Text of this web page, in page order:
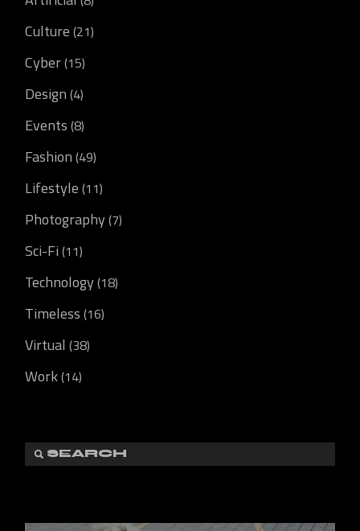
Culture (21)
Cyber(15)
Design (4)
Events (8)
Fashion (49)
Lifestyle (11)
Photography (7)
Sci-Fi (11)
Technology (18)
Timeless (16)
Virtual (38)
Work(14)